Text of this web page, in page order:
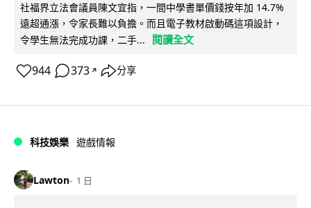
社福界立法會議員陳文宜指，一間中學書單價錢按年加 14.7%
遠超通漲，令家長難以負擔。而且電子教材啟動碼這項設計，
令學生無法完成功課，二手...
閱讀全文
944 373 ↗ 分享
科技娛樂 遊戲情報
Lawton 1 日